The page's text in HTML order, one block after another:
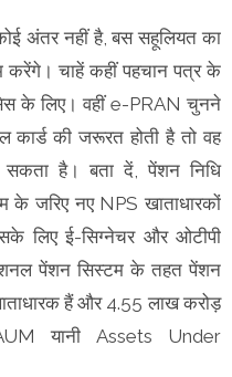
अंतर नहीं है, बस सहूलियत का
करेंगे। चाहें कहीं पहचान पत्र के
के लिए। वहीं e-PRAN चुनने
कार्ड की जरूरत होती है तो वह
है। बता दें, पेंशन निधि
के जरिए नए NPS खाताधारकों
लिए ई-सिग्नेचर और ओटीपी
पेंशन सिस्टम के तहत पेंशन
हैं और 4.55 लाख करोड़
यानी Assets Under